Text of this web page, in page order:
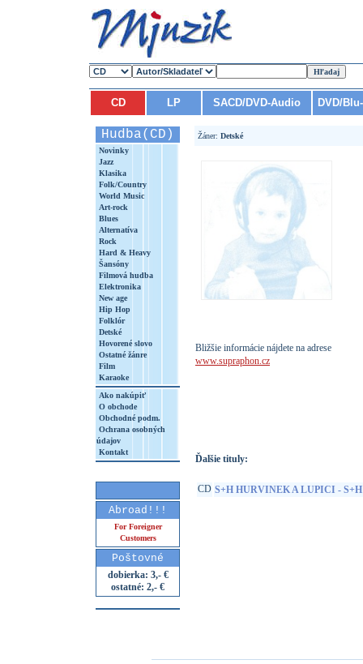
CD LP SACD/DVD-Audio DVD/
Hudba(CD)
Novinky
Jazz
Klasika
Folk/Country
World Music
Art-rock
Blues
Alternatíva
Rock
Hard & Heavy
Šansóny
Filmová hudba
Elektronika
New age
Hip Hop
Folklór
Detské
Hovorené slovo
Ostatné žánre
Film
Karaoke
Ako nakúpiť
O obchode
Obchodné podm.
Ochrana osobných
údajov
Kontakt
Abroad!!!
For Foreigner
Customers
Poštovné
dobierka: 3,- €
ostatné: 2,- €
Žáner: Detské
Bližšie informácie nájdete na adrese
www.supraphon.cz
Ďalšie tituly:
CD S+H HURVINEK A LUPICI -